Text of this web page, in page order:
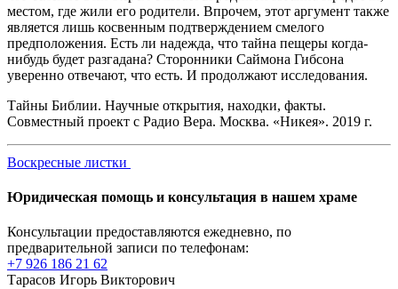
местом, где жили его родители. Впрочем, этот аргумент также
является лишь косвенным подтверждением смелого
предположения. Есть ли надежда, что тайна пещеры когда-
нибудь будет разгадана? Сторонники Саймона Гибсона
уверенно отвечают, что есть. И продолжают исследования.
Тайны Библии. Научные открытия, находки, факты.
Совместный проект с Радио Вера. Москва. «Никея». 2019 г.
Воскресные листки
Юридическая помощь и консультация в нашем храме
Консультации предоставляются ежедневно, по
предварительной записи по телефонам:
+7 926 186 21 62
Тарасов Игорь Викторович